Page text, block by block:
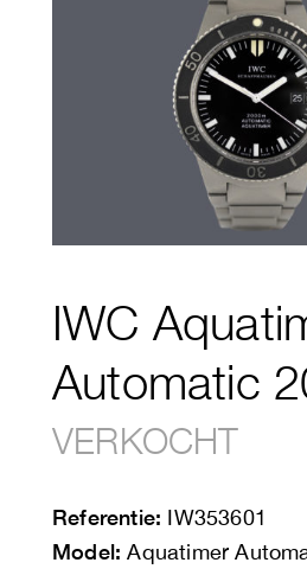
IWC
Automatic
VERKOCHT
Referentie: IW353601
Model: Aquatimer